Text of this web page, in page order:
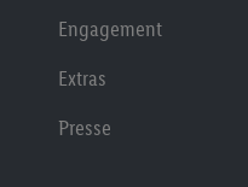
Engagement
Extras
Presse